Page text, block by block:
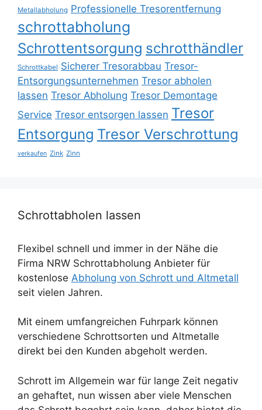
Metallabholung Professionelle Tresorentfernung
schrottabholung
Schrottentsorgung schrotthändler
Schrottkabel Sicherer Tresorabbau Tresor-
Entsorgungsunternehmen Tresor abholen
lassen Tresor Abholung Tresor Demontage
Service Tresor entsorgen lassen Tresor
Entsorgung Tresor Verschrottung
verkaufen Zink Zinn
Schrottabholen lassen
Flexibel schnell und immer in der Nähe die
Firma NRW Schrottabholung Anbieter für
kostenlose Abholung von Schrott und Altmetall
seit vielen Jahren.
Mit einem umfangreichen Fuhrpark können
verschiedene Schrottsorten und Altmetalle
direkt bei den Kunden abgeholt werden.
Schrott im Allgemein war für lange Zeit negativ
an gehaftet, nun wissen aber viele Menschen